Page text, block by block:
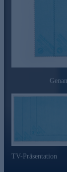
TV-Präsentation